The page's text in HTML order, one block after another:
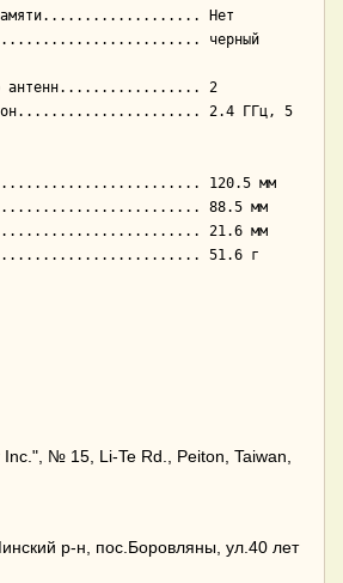
Inc.", № 15, Li-Te Rd., Peiton, Taiwan,
р-н, пос.Боровляны, ул.40 лет